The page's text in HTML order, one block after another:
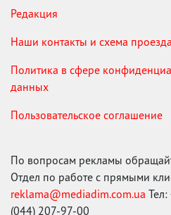
Редакция
Наши контакты и схема проезда
Политика в сфере
данных
Пользовательское соглашение
По вопросам рекламы
Отдел по работе с прямыми
reklama@mediadim.com.ua
(044) 207-97-00